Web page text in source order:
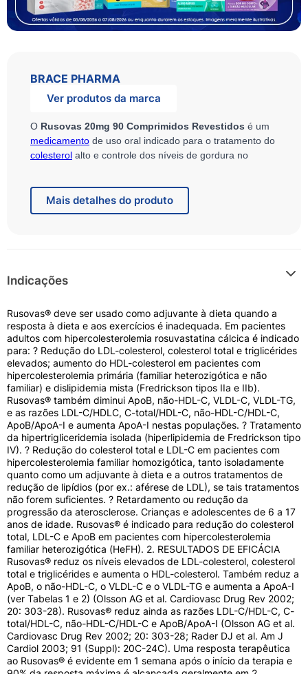
BRACE PHARMA
Ver produtos da marca
O Rusovas 20mg 90 Comprimidos Revestidos é um
medicamento de uso oral indicado para o tratamento do
colesterol alto e controle dos níveis de gordura no
colesterol total e os triglicérides, ao mesmo tempo em
que promove o aumento do colesterol bom (HDL).
pacientes adultos.
O Rusovas 20mg (rosuvastatinacálcica) inibe uma
enzima essencial para a produção de colesterol pelo
fígado, chamada HMG-CoA redutase. Ao bloquear esse
mecanismo, o organismo passa a produzir menos
gorduras prejudiciais, mantendo os níveis lipídicos
controlados.
Esta redução dos níveis de gordura no sangue é
geralmente alcançada em até 4 semanas de uso diário
e regular do medicamento, mantendo-se estável com o
seguimento correto do tratamento médico prescrito.
Suas indicações principais abrangem:
Redução de LDL-colesterol, colesterol total e
triglicérides elevados;
Aumento dos níveis sanguíneos de HDL-colesterol;
Tratamento da hipercolesterolemia primária e
dislipidemia mista;
Redução e desaceleração da progressão da
aterosclerose nas paredes dos vasos;
Tratamento de hipercolesterolemia familiar em
crianças e adolescentes acima de 6 anos.
Como Usar?
O Rusovas 20mg deve ser administrado por via oral,
uma vez ao dia, a qualquer hora do dia ou da noite, com
Mais detalhes do produto
Indicações
Rusovas® deve ser usado como adjuvante à dieta quando a
resposta à dieta e aos exercícios é inadequada. Em pacientes
adultos com hipercolesterolemia rosuvastatina cálcica é indicado
para: ? Redução do LDL-colesterol, colesterol total e triglicérides
elevados; aumento do HDL-colesterol em pacientes com
hipercolesterolemia primária (familiar heterozigótica e não
familiar) e dislipidemia mista (Fredrickson tipos IIa e IIb).
Rusovas® também diminui ApoB, não-HDL-C, VLDL-C, VLDL-TG,
e as razões LDL-C/HDLC, C-total/HDL-C, não-HDL-C/HDL-C,
ApoB/ApoA-I e aumenta ApoA-I nestas populações. ? Tratamento
da hipertrigliceridemia isolada (hiperlipidemia de Fredrickson tipo
IV). ? Redução do colesterol total e LDL-C em pacientes com
hipercolesterolemia familiar homozigótica, tanto isoladamente
quanto como um adjuvante à dieta e a outros tratamentos de
redução de lipídios (por ex.: aférese de LDL), se tais tratamentos
não forem suficientes. ? Retardamento ou redução da
progressão da aterosclerose. Crianças e adolescentes de 6 a 17
anos de idade. Rusovas® é indicado para redução do colesterol
total, LDL-C e ApoB em pacientes com hipercolesterolemia
familiar heterozigótica (HeFH). 2. RESULTADOS DE EFICÁCIA
Rusovas® reduz os níveis elevados de LDL-colesterol, colesterol
total e triglicérides e aumenta o HDL-colesterol. Também reduz a
ApoB, o não-HDL-C, o VLDL-C e o VLDL-TG e aumenta a ApoA-I
(ver Tabelas 1 e 2) (Olsson AG et al. Cardiovasc Drug Rev 2002;
20: 303-28). Rusovas® reduz ainda as razões LDL-C/HDL-C, C-
total/HDL-C, não-HDL-C/HDL-C e ApoB/ApoA-I (Olsson AG et al.
Cardiovasc Drug Rev 2002; 20: 303-28; Rader DJ et al. Am J
Cardiol 2003; 91 (Suppl): 20C-24C). Uma resposta terapêutica
ao Rusovas® é evidente em 1 semana após o início da terapia e